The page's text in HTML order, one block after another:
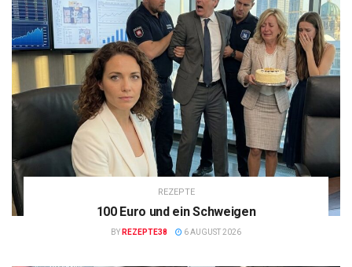
REZEPTE
100 Euro und ein Schweigen
BY REZEPTE38 6 AUGUST 2026